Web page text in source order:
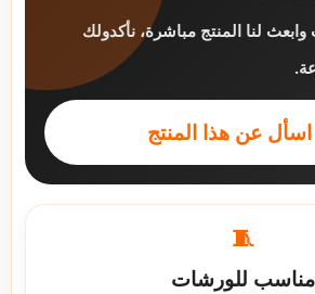
لنا المنتج مباشرة، نأكدولك
عن هذا المنتج
🧵
مناسب للورشات